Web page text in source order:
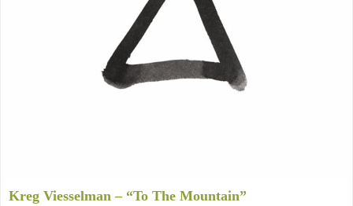
Kreg Viesselman – “To The Mountain”